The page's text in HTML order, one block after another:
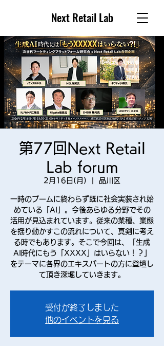
Next Retail Lab
第77回Next Retail
Lab forum
2月16日(月) 品川区
一時のブームに終わらず既に社会実装され始
めている「AI」。今後あらゆる分野でその
活用が見込まれています。従来の業種、業態
を揺り動かすこの流れについて、真剣に考え
る時でもあります。そこで今回は、「生成
AI時代にもう「XXXX」はいらない！？」
をテーマに各界のエキスパートの方に登壇し
て頂き深堀していきます。
受付が終了しました
他のイベントを見る